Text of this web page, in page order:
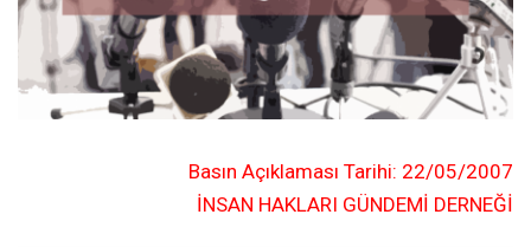
Basın Açıklaması Tarihi: 22/05/2007
İNSAN HAKLARI GÜNDEMİ DERNEĞİ